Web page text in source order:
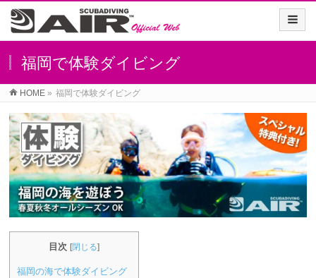
福岡で体験ダイビング
HOME » 福岡で体験ダイビング
目次 [閉じる]
福岡の海で体験ダイビング